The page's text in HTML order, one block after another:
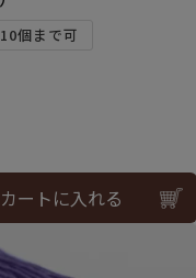
個まで可
カートに入れる